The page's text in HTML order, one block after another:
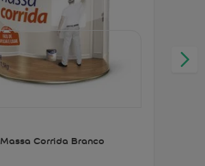
Massa Corrida Branco